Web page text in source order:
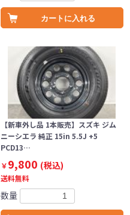
カートに入れる
【新車外し品 1本販売】スズキ ジム
ニーシエラ 純正 15in 5.5J +5
PCD13…
￥9,800 (税込)
送料無料
数量